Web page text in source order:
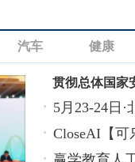
汽车 健康
贯彻总体国家
5月23-24日
CloseAI【